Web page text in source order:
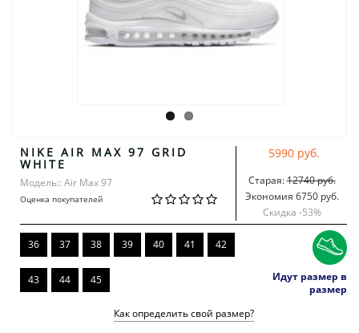
NIKE AIR MAX 97 GRID
WHITE
Модель:: Air Max 97
Оценка покупателей
5990 руб.
Старая:12740 руб.
Экономия 6750 руб.
Скидка -53%
36 37 38 39 40 41 42
43 44 45
Идут размер в
размер
Как определить свой размер?